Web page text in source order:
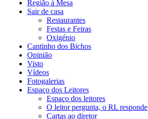
Região à Mesa
Sair de casa
Restaurantes
Festas e Feiras
Oxigénio
Cantinho dos Bichos
Opinião
Visto
Vídeos
Fotogalerias
Espaço dos Leitores
Espaço dos leitores
O leitor pergunta, o RL responde
Cartas ao diretor